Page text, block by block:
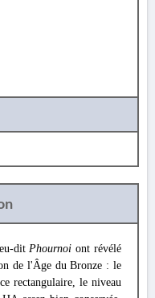
ditPhournoiont révélé
de l'Âge du Bronze : le
rectangulaire, le niveau